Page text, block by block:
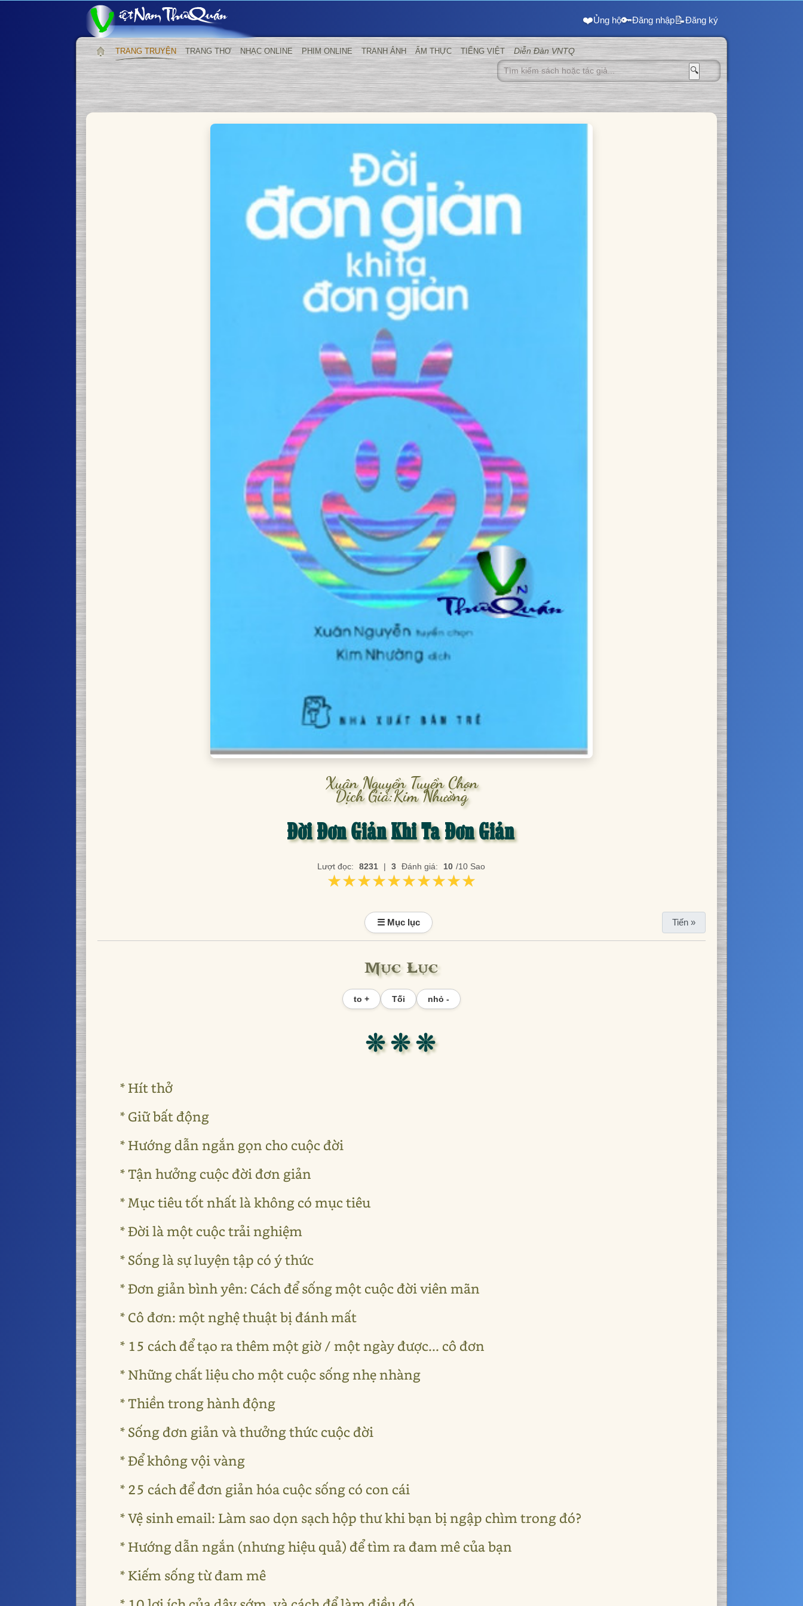
❤️Ủng hộ🔑Đăng nhập📝Đăng ký
TRANG TRUYỆN TRANG THƠ NHẠC ONLINE PHIM ONLINE TRANH ẢNH ẨM THỰC TIẾNG VIỆT Diễn Đàn VNTQ
🔍
Xuân Nguyển Tuyển Chọn
Dịch Giả:Kim Nhường
Đời Đơn Giản Khi Ta Đơn Giản
Lượt đọc: 8231 | 3 Đánh giá: 10 /10 Sao
★★★★★★★★★★
★★★★★★★★★★
☰ Mục lục Tiến »
Mục Lục
to + Tối nhỏ -
❊ ❊ ❊
* Hít thở
* Giữ bất động
* Hướng dẫn ngắn gọn cho cuộc đời
* Tận hưởng cuộc đời đơn giản
* Mục tiêu tốt nhất là không có mục tiêu
* Đời là một cuộc trải nghiệm
* Sống là sự luyện tập có ý thức
* Đơn giản bình yên: Cách để sống một cuộc đời viên mãn
* Cô đơn: một nghệ thuật bị đánh mất
* 15 cách để tạo ra thêm một giờ / một ngày được... cô đơn
* Những chất liệu cho một cuộc sống nhẹ nhàng
* Thiền trong hành động
* Sống đơn giản và thưởng thức cuộc đời
* Để không vội vàng
* 25 cách để đơn giản hóa cuộc sống có con cái
* Vệ sinh email: Làm sao dọn sạch hộp thư khi bạn bị ngập chìm trong đó?
* Hướng dẫn ngắn (nhưng hiệu quả) để tìm ra đam mê của bạn
* Kiếm sống từ đam mê